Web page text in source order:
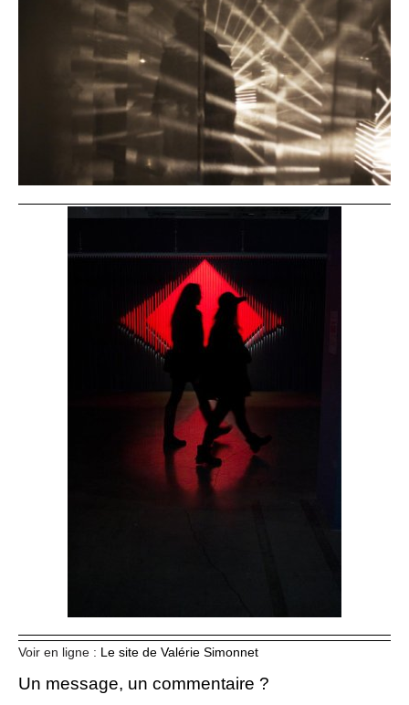
Voir en ligne : Le site de Valérie Simonnet
Un message, un commentaire ?